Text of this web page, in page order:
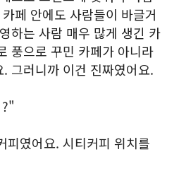
페 안에도 사람들이 바글거
하는 사람 매우 많게 생긴 카
풍으로 꾸민 카페가 아니라
그러니까 이건 진짜였어요.
피였어요. 시티커피 위치를